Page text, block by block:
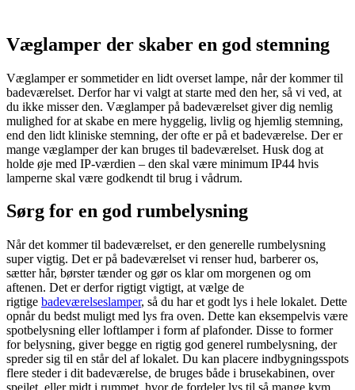
Væglamper der skaber en god stemning
Væglamper er sommetider en lidt overset lampe, når der kommer til
badeværelset. Derfor har vi valgt at starte med den her, så vi ved, at
du ikke misser den. Væglamper på badeværelset giver dig nemlig
mulighed for at skabe en mere hyggelig, livlig og hjemlig stemning,
end den lidt kliniske stemning, der ofte er på et badeværelse. Der er
mange væglamper der kan bruges til badeværelset. Husk dog at
holde øje med IP-værdien – den skal være minimum IP44 hvis
lamperne skal være godkendt til brug i vådrum.
Sørg for en god rumbelysning
Når det kommer til badeværelset, er den generelle rumbelysning
super vigtig. Det er på badeværelset vi renser hud, barberer os,
sætter hår, børster tænder og gør os klar om morgenen og om
aftenen. Det er derfor rigtigt vigtigt, at vælge de
rigtige badeværelseslamper, så du har et godt lys i hele lokalet. Dette
opnår du bedst muligt med lys fra oven. Dette kan eksempelvis være
spotbelysning eller loftlamper i form af plafonder. Disse to former
for belysning, giver begge en rigtig god generel rumbelysning, der
spreder sig til en står del af lokalet. Du kan placere indbygningsspots
flere steder i dit badeværelse, de bruges både i brusekabinen, over